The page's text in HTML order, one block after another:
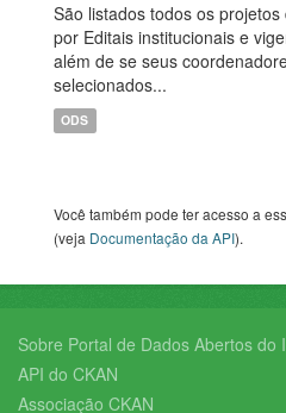
São listados todos os
por Editais institucionais e
além de se seus
selecionados...
ODS
Você também pode ter acesso a
(veja Documentação da API).
Sobre Portal de Dados Abertos do
API do CKAN
Associação CKAN